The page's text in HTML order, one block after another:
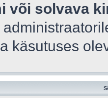
või solvava
käsutuses